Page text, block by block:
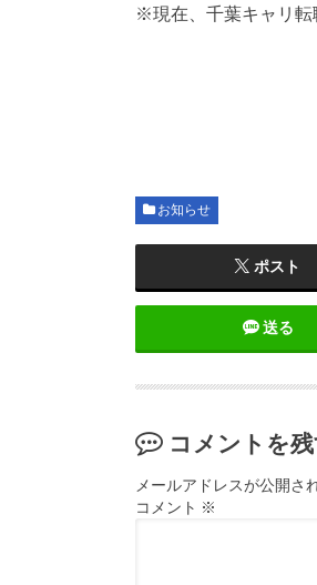
※現在、千葉キャリ転
お知らせ
ポスト
送る
コメントを
メールアドレスが公開さ
コメント ※